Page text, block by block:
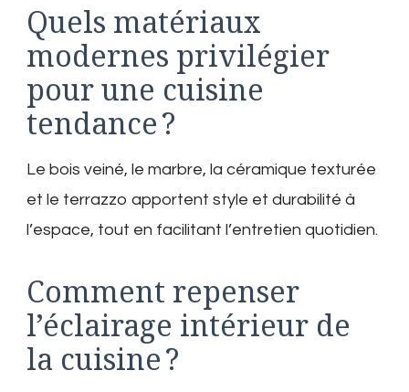
Quels matériaux
modernes privilégier
pour une cuisine
tendance ?
Le bois veiné, le marbre, la céramique texturée
et le terrazzo apportent style et durabilité à
l’espace, tout en facilitant l’entretien quotidien.
Comment repenser
l’éclairage intérieur de
la cuisine ?